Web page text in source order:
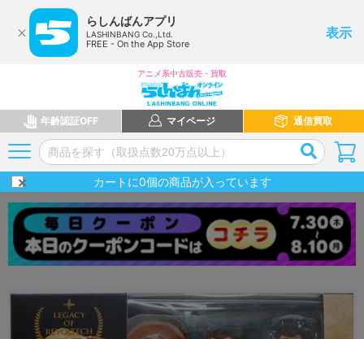
らしんばんアプリ
LASHINBANG Co.,Ltd.
FREE - On the App Store
表示
アニメ系中古販売・買取
年齢認証OFF マイページ 通信買取
カートに0個の商品が入っています